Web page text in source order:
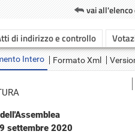
vai
di indirizzo e controllo
Intero Formato Xml
settembre 2020